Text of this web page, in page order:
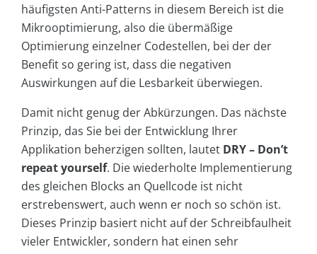
häufigsten Anti-Patterns in diesem Bereich ist die
Mikrooptimierung, also die übermäßige
Optimierung einzelner Codestellen, bei der der
Benefit so gering ist, dass die negativen
Auswirkungen auf die Lesbarkeit überwiegen.
Damit nicht genug der Abkürzungen. Das nächste
Prinzip, das Sie bei der Entwicklung Ihrer
Applikation beherzigen sollten, lautet DRY – Don’t
repeat yourself. Die wiederholte Implementierung
des gleichen Blocks an Quellcode ist nicht
erstrebenswert, auch wenn er noch so schön ist.
Dieses Prinzip basiert nicht auf der Schreibfaulheit
vieler Entwickler, sondern hat einen sehr